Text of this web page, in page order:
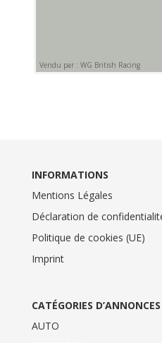
Vendu par : WG British Racing
INFORMATIONS
Mentions Légales
Déclaration de
Politique de cookies (UE)
Imprint
CATÉGORIES D’ANNONCES
AUTO